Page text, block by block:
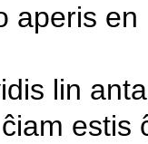
aperis
lin
estis